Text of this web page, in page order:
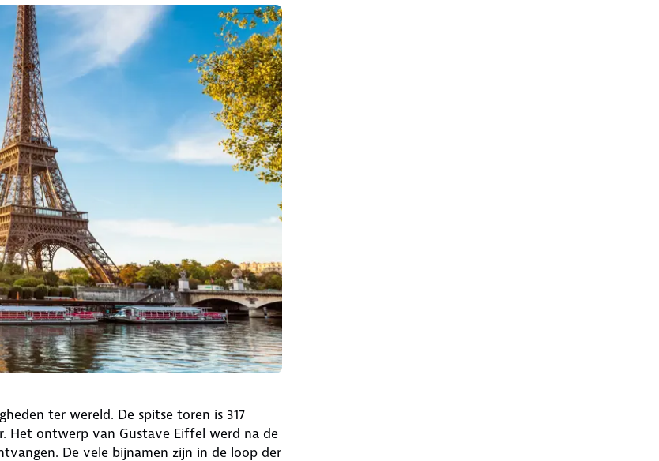
ter wereld. De spitse toren is 317
Het ontwerp van Gustave Eiffel werd na de
De vele bijnamen zijn in de loop der